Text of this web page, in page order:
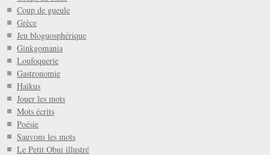
Coup de gueule
Grèce
Jeu bloguosphérique
Ginkgomania
Loufoquerie
Gastronomie
Haïkus
Jouer les mots
Mots écrits
Poésie
Sauvons les mots
Le Petit Obni illustré